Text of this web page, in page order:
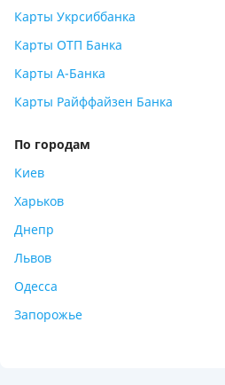
Карты Укрсиббанка
Карты ОТП Банка
Карты А-Банка
Карты Райффайзен Банка
По городам
Киев
Харьков
Днепр
Львов
Одесса
Запорожье